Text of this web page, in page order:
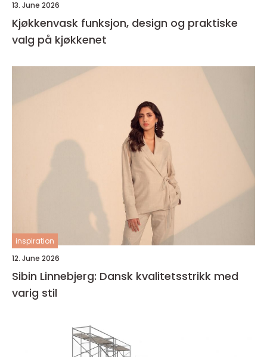
13. June 2026
Kjøkkenvask funksjon, design og praktiske
valg på kjøkkenet
inspiration
12. June 2026
Sibin Linnebjerg: Dansk kvalitetsstrikk med
varig stil